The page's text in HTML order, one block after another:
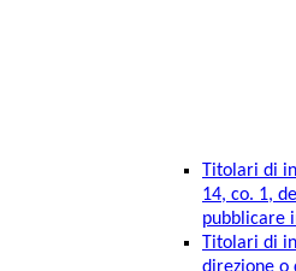
Titolari di
14, co. 1,
pubblicare
Titolari di